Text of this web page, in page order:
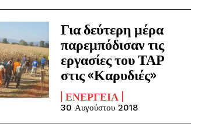
Για δεύτερη μέρα
παρεμπόδισαν τις
εργασίες του ΤΑΡ
στις «Καρυδιές»
ΕΝΈΡΓΕΙΑ
30 Αυγούστου 2018